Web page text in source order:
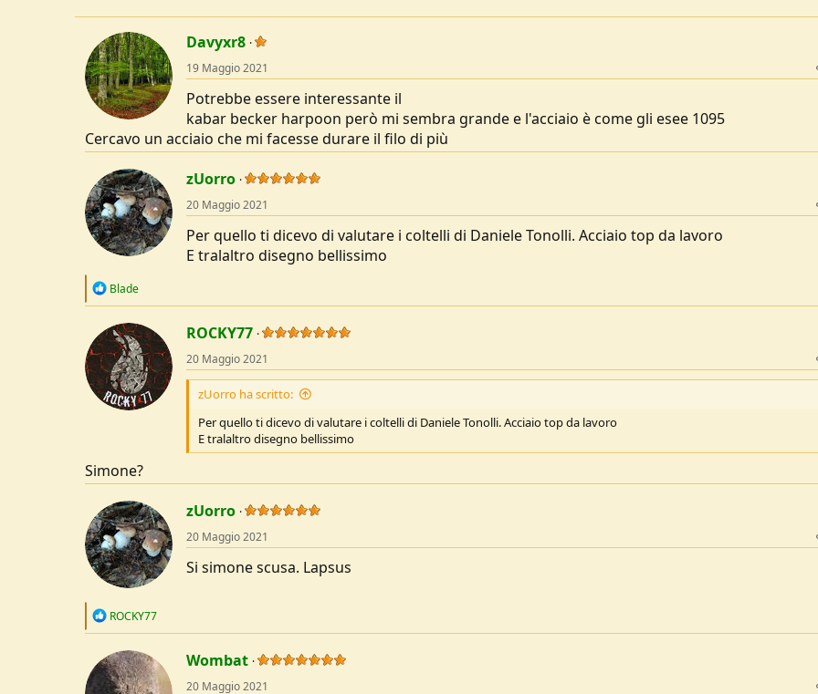
t
i
o
n
s
:
Davyxr8
19 Maggio 2021
Potrebbe essere interessante il
kabar becker harpoon però mi sembra grande e l'acciaio è come gli esee 1095
Cercavo un acciaio che mi facesse durare il filo di più
zUorro
20 Maggio 2021
Per quello ti dicevo di valutare i coltelli di Daniele Tonolli. Acciaio top da lavoro
E tralaltro disegno bellissimo
R
c
t
i
o
n
s
Blade
ROCKY77
20 Maggio 2021
zUorro ha scritto:
Per quello ti dicevo di valutare i coltelli di Daniele Tonolli. Acciaio top da lavoro
E tralaltro disegno bellissimo
Simone?
zUorro
20 Maggio 2021
Si simone scusa. Lapsus
R
c
t
i
ROCKY77
Wombat
20 Maggio 2021